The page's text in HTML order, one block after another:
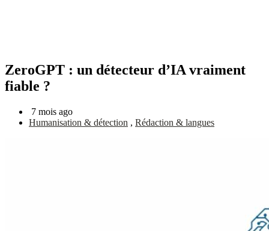
ZeroGPT : un détecteur d’IA vraiment
fiable ?
7 mois ago
Humanisation & détection , Rédaction & langues